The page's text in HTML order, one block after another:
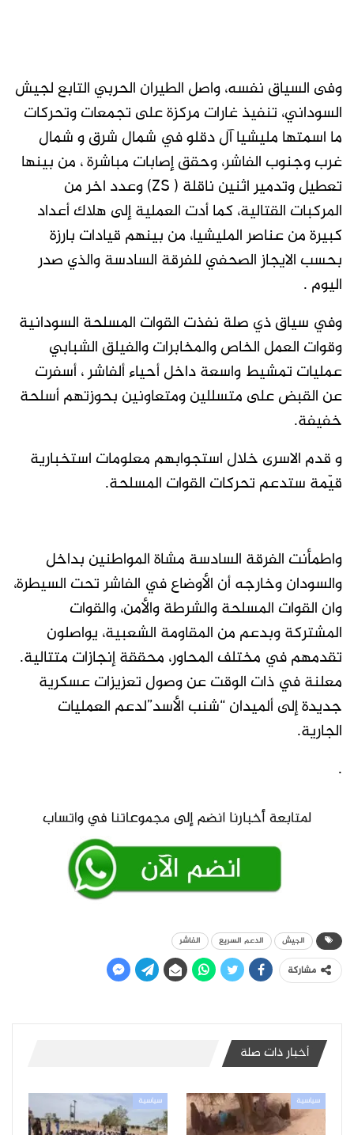
وفى السياق نفسه، واصل الطيران الحربي التابع لجيش
السوداني، تنفيذ غارات مركزة على تجمعات وتحركات
ما اسمتها مليشيا آل دقلو في شمال شرق و شمال
غرب وجنوب الفاشر، وحقق إصابات مباشرة ، من بينها
تعطيل وتدمير اثنين ناقلة ( ZS) وعدد اخر من
المركبات القتالية، كما أدت العملية إلى هلاك أعداد
كبيرة من عناصر المليشيا، من بينهم قيادات بارزة
بحسب الايجاز الصحفي للفرقة السادسة والذي صدر
اليوم .
وفي سياق ذي صلة نفذت القوات المسلحة السودانية
وقوات العمل الخاص والمخابرات والفيلق الشبابي
عمليات تمشيط واسعة داخل أحياء ألفاشر ، أسفرت
عن القبض على متسللين ومتعاونين بحوزتهم أسلحة
خفيفة.
و قدم الاسرى خلال استجوابهم معلومات استخبارية
قيّمة ستدعم تحركات القوات المسلحة.
واطمأنت الفرقة السادسة مشاة المواطنين بداخل
والسودان وخارجه أن الأوضاع في الفاشر تحت السيطرة،
وان القوات المسلحة والشرطة والأمن، والقوات
المشتركة وبدعم من المقاومة الشعبية، يواصلون
تقدمهم في مختلف المحاور، محققة إنجازات متتالية.
معلنة في ذات الوقت عن وصول تعزيزات عسكرية
جديدة إلى ألميدان “شنب الأسد”لدعم العمليات
الجارية.
.
الجيش الدعم السريع الفاشر
مشاركة
أخبار ذات صلة
سياسية سياسية